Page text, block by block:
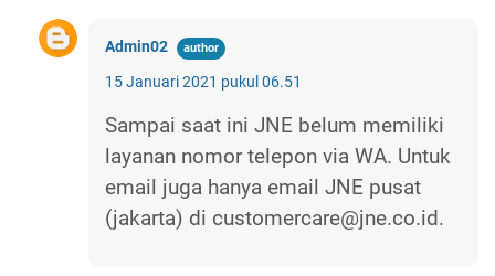
Admin02
15 Januari 2021 pukul 06.51
Sampai saat ini JNE belum memiliki
layanan nomor telepon via WA. Untuk
email juga hanya email JNE pusat
(jakarta) di customercare@jne.co.id.